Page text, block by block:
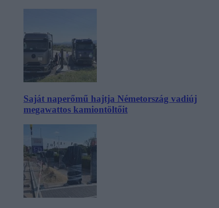
Saját naperőmű hajtja Németország vadiúj
megawattos kamiontöltőit